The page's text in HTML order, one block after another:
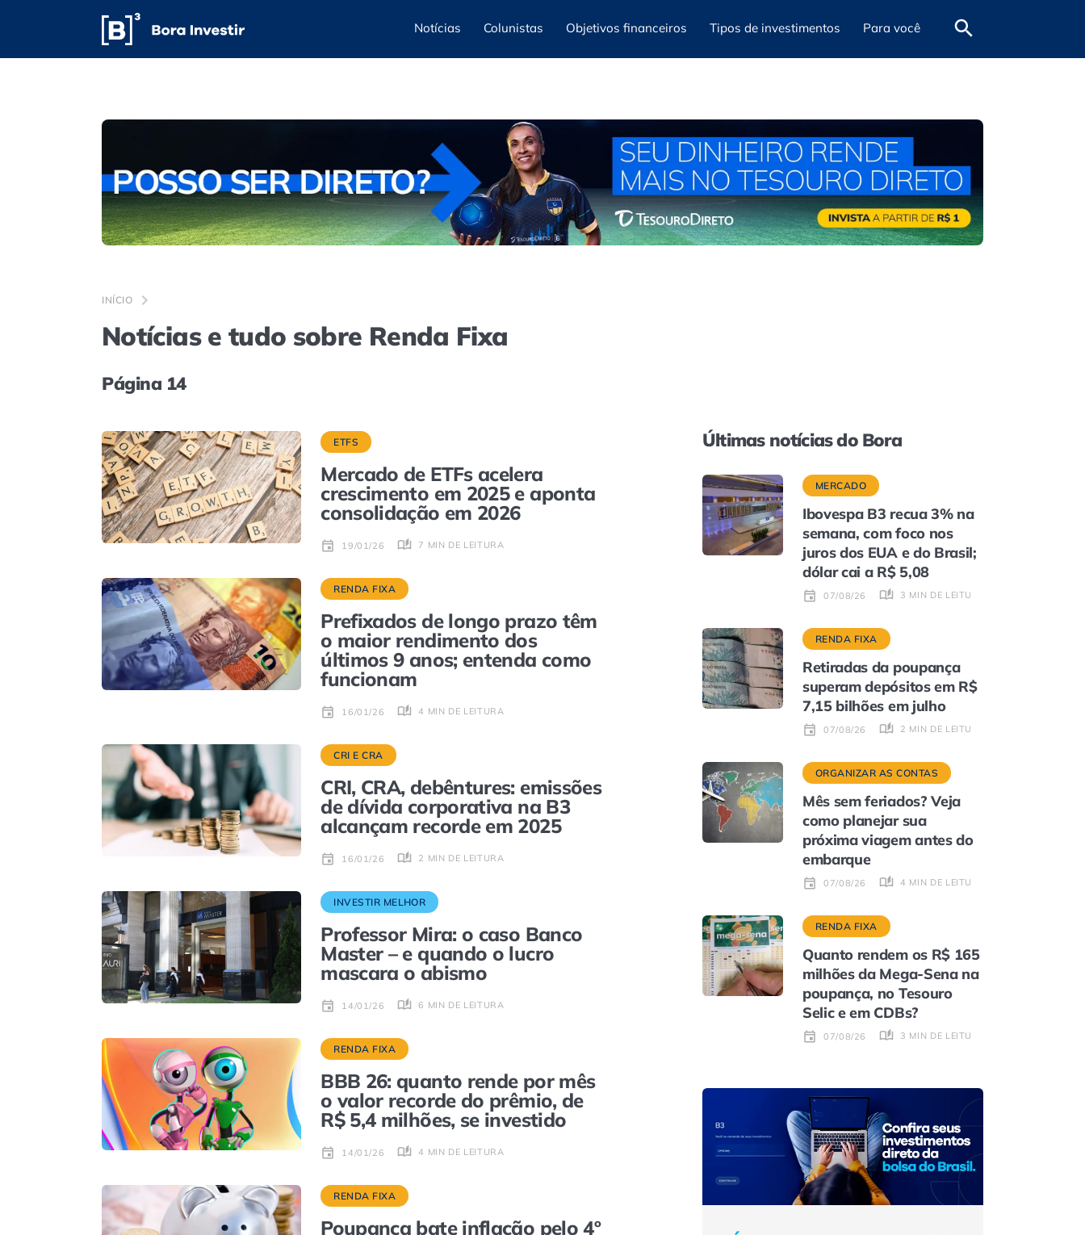
Notícias Colunistas Objetivos financeiros Tipos de investimentos Para você
INÍCIO
Notícias e tudo sobre Renda Fixa
Página 14
ETFS
Mercado de ETFs acelera
crescimento em 2025 e aponta
consolidação em 2026
19/01/26 7 MIN DE LEITURA
RENDA FIXA
Prefixados de longo prazo têm
o maior rendimento dos
últimos 9 anos; entenda como
funcionam
16/01/26 4 MIN DE LEITURA
CRI E CRA
CRI, CRA, debêntures: emissões
de dívida corporativa na B3
alcançam recorde em 2025
16/01/26 2 MIN DE LEITURA
INVESTIR MELHOR
Professor Mira: o caso Banco
Master – e quando o lucro
mascara o abismo
14/01/26 6 MIN DE LEITURA
RENDA FIXA
BBB 26: quanto rende por mês
o valor recorde do prêmio, de
R$ 5,4 milhões, se investido
14/01/26 4 MIN DE LEITURA
RENDA FIXA
Poupança bate inflação pelo 4º
Últimas notícias do Bora
MERCADO
Ibovespa B3 recua 3% na
semana, com foco nos
juros dos EUA e do Brasil;
dólar cai a R$ 5,08
07/08/26 3 MIN DE LEITURA
RENDA FIXA
Retiradas da poupança
superam depósitos em R$
7,15 bilhões em julho
07/08/26 2 MIN DE LEITURA
ORGANIZAR AS CONTAS
Mês sem feriados? Veja
como planejar sua
próxima viagem antes do
embarque
07/08/26 4 MIN DE LEITURA
RENDA FIXA
Quanto rendem os R$ 165
milhões da Mega-Sena na
poupança, no Tesouro
Selic e em CDBs?
07/08/26 3 MIN DE LEITURA